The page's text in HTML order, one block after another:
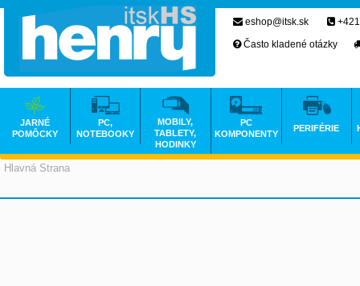
Hlavná Strana
eshop@itsk.sk
Často kladené otázky
JARNÉ
POMÔCKY
PC,
NOTEBOOKY
MOBILY,
TABLETY,
HODINKY
PC
KOMPONENTY
PERIFÉRIE